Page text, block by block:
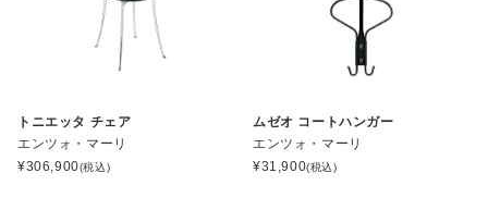
トニエッタ チェア
エンツォ・マーリ
¥306,900(税込)
ムゼオ コートハンガー
エンツォ・マーリ
¥31,900(税込)